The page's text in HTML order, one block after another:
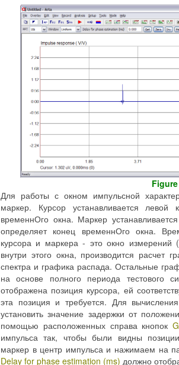
Для работы с окном импульсной
маркер. Курсор устанавливается
временнОго окна. Маркер
определяет конец временнОго окна.
курсора и маркера - это окно
внутри этого окна, производится расчет
спектра и графика распада. Остальные
на основе полного периода тестового
отображена позиция курсора, ей
эта позиция и требуется. Для
установить значение задержки от
помощью расположенных справа кнопок
импульса так, чтобы были видны
маркер в центр импульса и нажимаем на
Delay for phase estimation (ms) должно